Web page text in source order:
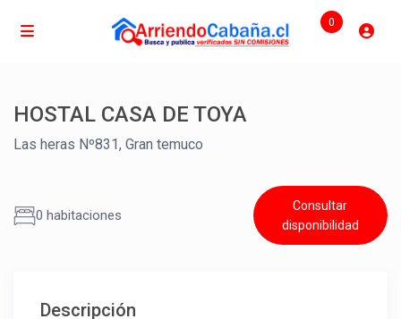
0
HOSTAL CASA DE TOYA
Las heras Nº831, Gran temuco
0 habitaciones
Consultar
disponibilidad
Descripción